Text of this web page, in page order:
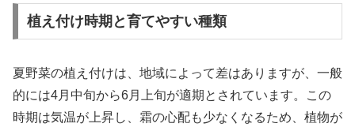
植え付け時期と育てやすい種類
夏野菜の植え付けは、地域によって差はありますが、一般
的には4月中旬から6月上旬が適期とされています。この
時期は気温が上昇し、霜の心配も少なくなるため、植物が